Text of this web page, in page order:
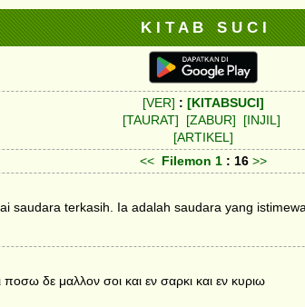
K I T A B S U C I
[VER] : [KITABSUCI]
[TAURAT]
[ZABUR]
[INJIL]
[ARTIKEL]
<< Filemon 1 : 16 >>
saudara terkasih. Ia adalah saudara yang
δε μαλλον σοι και εν σαρκι και εν κυριω